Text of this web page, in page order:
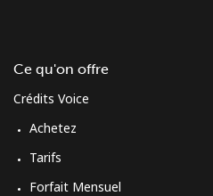
Ce qu'on offre
Crédits Voice
Achetez
Tarifs
Forfait Mensuel